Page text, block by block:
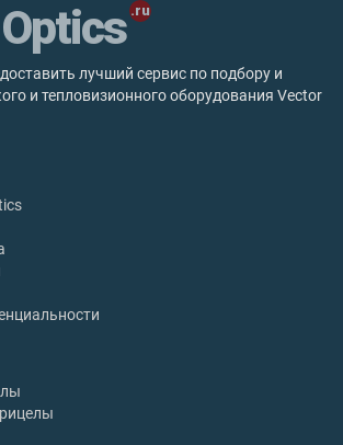
лучший сервис по подбору и
и тепловизионного оборудования Vector